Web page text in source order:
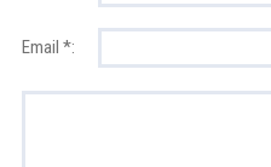
Email *: